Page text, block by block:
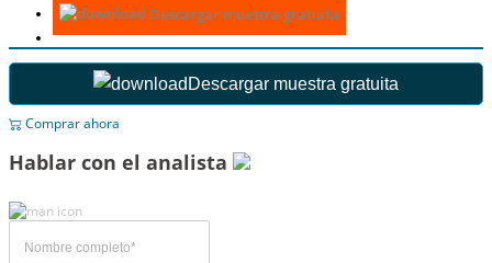
Descargar muestra gratuita
Descargar muestra gratuita
Comprar ahora
Hablar con el analista